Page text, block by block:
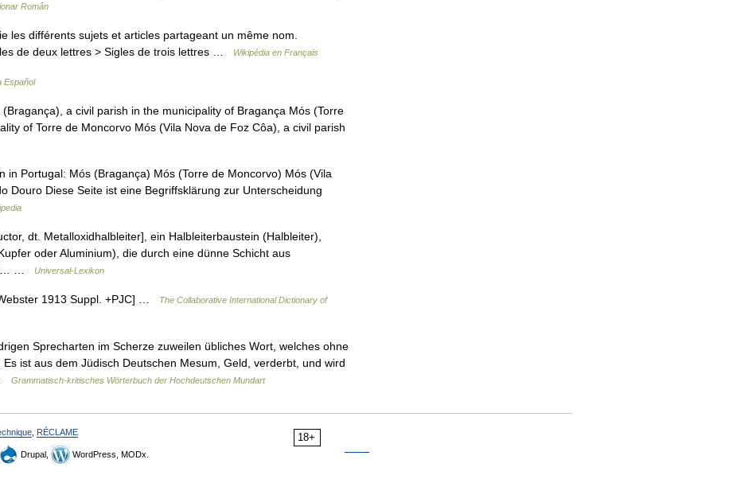
Român
les différents sujets et articles partageant un même nom.
de deux lettres > Sigles de trois lettres …
Wikipédia en Français
Español
a civil parish in the municipality of Bragança Mós (Torre
of Torre de Moncorvo Mós (Vila Nova de Foz Côa), a civil parish
Portugal: Mós (Bragança) Mós (Torre de Moncorvo) Mós (Vila
Douro Diese Seite ist eine Begriffsklärung zur Unterscheidung
dt. Metalloxidhalbleiter], ein Halbleiterbaustein (Halbleiter),
oder Aluminium), die durch eine dünne Schicht aus
…
Universal-Lexikon
1913 Suppl. +PJC] …
The Collaborative International Dictionary of
Sprecharten im Scherze zuweilen übliches Wort, welches ohne
ist aus dem Jüdisch Deutschen Mesum, Geld, verderbt, und wird
Grammatisch-kritisches Wörterbuch der Hochdeutschen Mundart
18+
RÉCLAME
Drupal, WordPress, MODx.